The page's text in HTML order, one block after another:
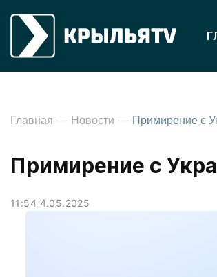
Главная Новости
Примирение с
11:54 4.05.2025